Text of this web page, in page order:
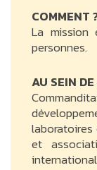
COMMENT
La
personnes.
AU SEIN
laboratoires
et